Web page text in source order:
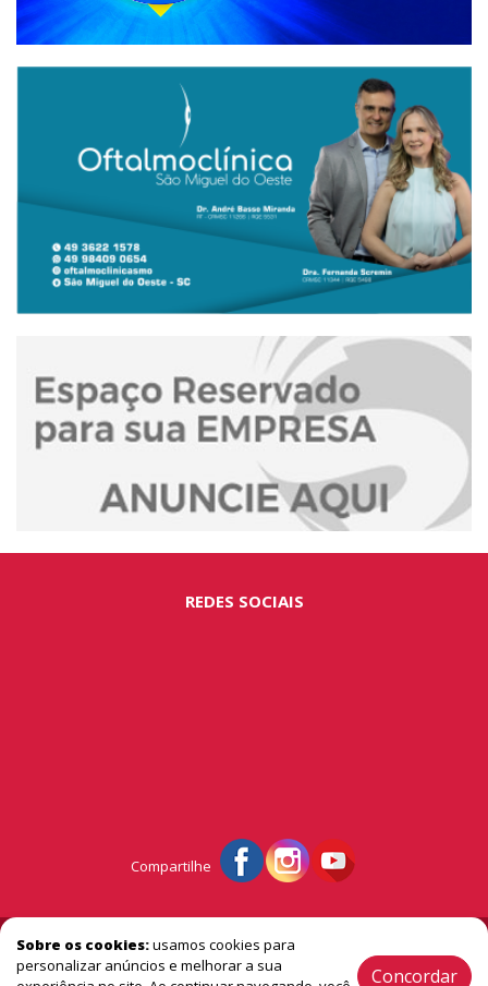
Sobre os cookies:usamos cookies para
personalizar anúncios e melhorar a sua
Concordar
REDES SOCIAIS
Compartilhe
© Portal São Miguel - A vitrine do extremo oeste